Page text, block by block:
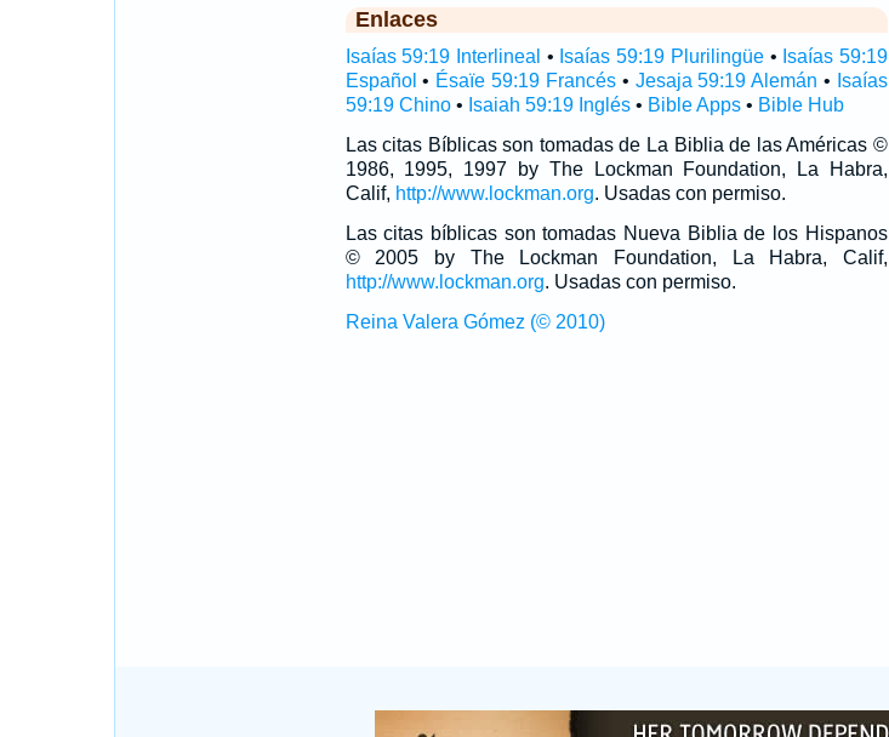
Enlaces
Isaías 59:19 Interlineal • Isaías 59:19 Plurilingüe• Isaías 59:19
Español • Ésaïe 59:19 Francés• Jesaja 59:19 Alemán • Isaías
59:19 Chino• Isaiah 59:19 Inglés• Bible Apps• Bible Hub
Las citas Bíblicas son tomadas de La Biblia de las Américas ©
1986, 1995, 1997 by The Lockman Foundation, La Habra,
Calif, http://www.lockman.org. Usadas con permiso.
Las citas bíblicas son tomadas Nueva Biblia de los Hispanos
© 2005 by The Lockman Foundation, La Habra, Calif,
http://www.lockman.org. Usadas con permiso.
Reina Valera Gómez (© 2010)